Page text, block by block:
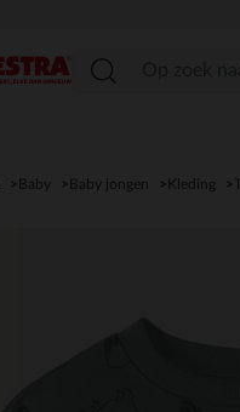
Baby Baby jongen Kleding